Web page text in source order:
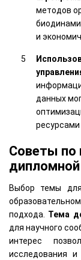
методов
и
данных
Советы по
Выбор темы
подхода. Тема
для научного
интерес
исследования